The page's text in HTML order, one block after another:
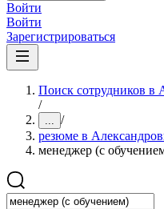
Войти
Войти
Зарегистрироваться
Поиск сотрудников в
/
... /
резюме в
менеджер (с